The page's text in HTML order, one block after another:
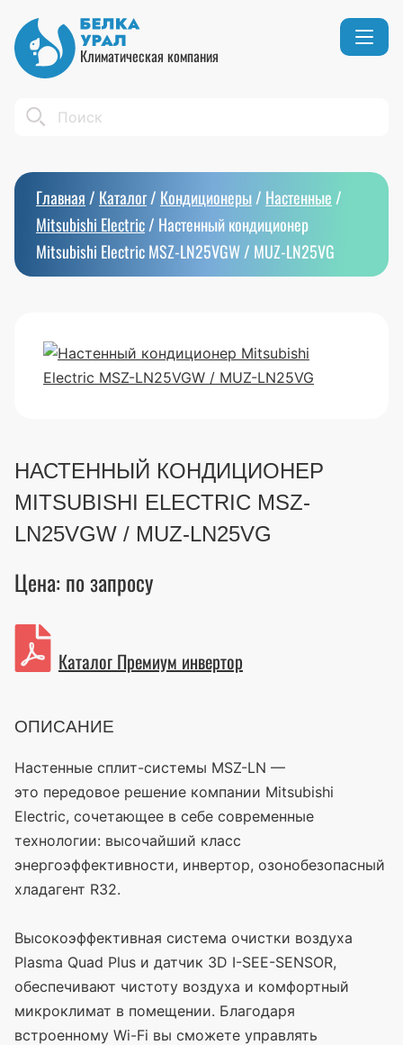
Климатическая компания
Search
Главная / Каталог/ Кондиционеры/ Настенные /
Mitsubishi Electric/ Настенный кондиционер
Mitsubishi Electric MSZ-LN25VGW / MUZ-LN25VG
НАСТЕННЫЙ КОНДИЦИОНЕР
MITSUBISHI ELECTRIC MSZ-
LN25VGW / MUZ-LN25VG
Цена: по запросу
Каталог Премиум инвертор
ОПИСАНИЕ
Настенные сплит-системы MSZ-LN —
это передовое решение компании Mitsubishi
Electric, сочетающее в себе современные
технологии: высочайший класс
энергоэффективности, инвертор, озонобезопасный
хладагент R32.
Высокоэффективная система очистки воздуха
Plasma Quad Plus и датчик 3D I-SEE-SENSOR,
обеспечивают чистоту воздуха и комфортный
микроклимат в помещении. Благодаря
встроенному Wi-Fi вы сможете управлять
Кондиционеры
Вентиляция
Тепловое оборудование
Реквизиты
Сертификаты